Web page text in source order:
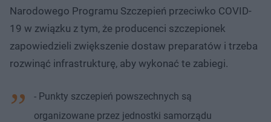
Narodowego Programu Szczepień przeciwko COVID-
19 w związku z tym, że producenci szczepionek
zapowiedzieli zwiększenie dostaw preparatów i trzeba
rozwinąć infrastrukturę, aby wykonać te zabiegi.
- Punkty szczepień powszechnych są
organizowane przez jednostki samorządu